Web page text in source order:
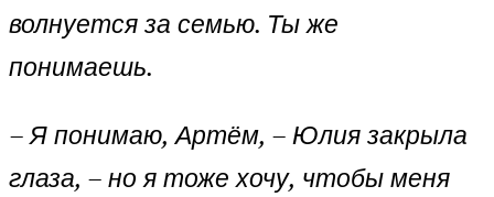
волнуется за семью. Ты же
понимаешь.
– Я понимаю, Артём, – Юлия закрыла
глаза, – но я тоже хочу, чтобы меня